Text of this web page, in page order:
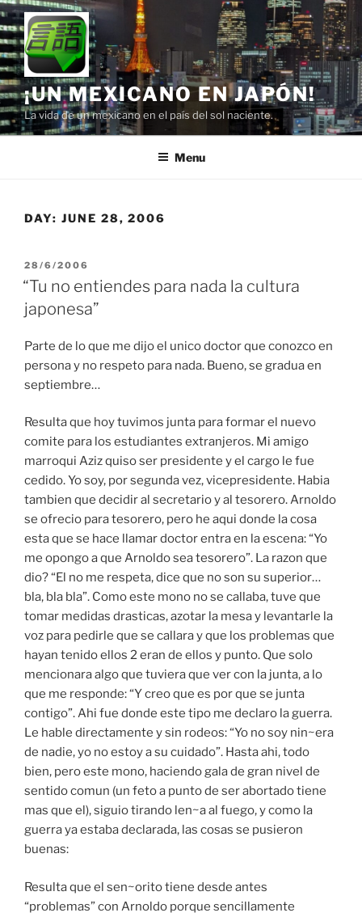
Skip
to
content
¡UN MEXICANO EN JAPÓN!
La vida de un mexicano en el país del sol naciente.
Menu
DAY: JUNE 28, 2006
POSTED
ON
28/6/2006
“Tu no entiendes para nada la cultura
japonesa”
Parte de lo que me dijo el unico doctor que conozco en
persona y no respeto para nada. Bueno, se gradua en
septiembre…
Resulta que hoy tuvimos junta para formar el nuevo
comite para los estudiantes extranjeros. Mi amigo
marroqui Aziz quiso ser presidente y el cargo le fue
cedido. Yo soy, por segunda vez, vicepresidente. Habia
tambien que decidir al secretario y al tesorero. Arnoldo
se ofrecio para tesorero, pero he aqui donde la cosa
esta que se hace llamar doctor entra en la escena: “Yo
me opongo a que Arnoldo sea tesorero”. La razon que
dio? “El no me respeta, dice que no son su superior…
bla, bla bla”. Como este mono no se callaba, tuve que
tomar medidas drasticas, azotar la mesa y levantarle la
voz para pedirle que se callara y que los problemas que
hayan tenido ellos 2 eran de ellos y punto. Que solo
mencionara algo que tuviera que ver con la junta, a lo
que me responde: “Y creo que es por que se junta
contigo”. Ahi fue donde este tipo me declaro la guerra.
Le hable directamente y sin rodeos: “Yo no soy nin~era
de nadie, yo no estoy a su cuidado”. Hasta ahi, todo
bien, pero este mono, haciendo gala de gran nivel de
sentido comun (un feto a punto de ser abortado tiene
mas que el), siguio tirando len~a al fuego, y como la
guerra ya estaba declarada, las cosas se pusieron
buenas:
Resulta que el sen~orito tiene desde antes
“problemas” con Arnoldo porque sencillamente